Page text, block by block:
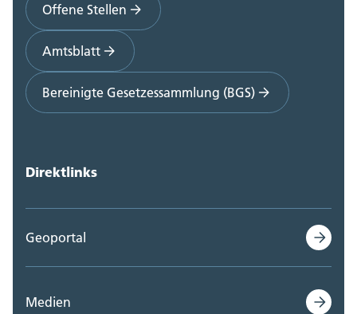
Offene Stellen
Amtsblatt
Bereinigte Gesetzessammlung (BGS)
Direktlinks
Geoportal
Medien